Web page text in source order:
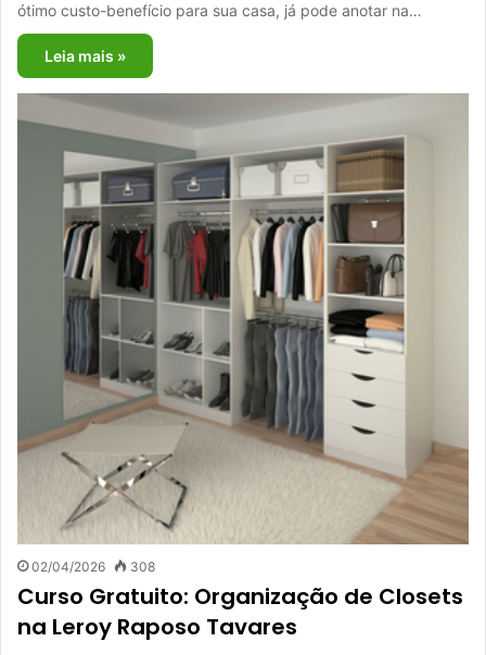
ótimo custo-benefício para sua casa, já pode anotar na…
Leia mais »
02/04/2026 308
Curso Gratuito: Organização de Closets
na Leroy Raposo Tavares